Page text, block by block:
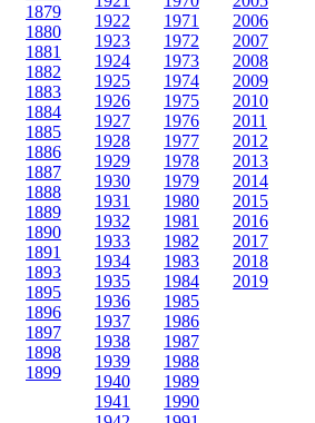
1879
1880
1881
1882
1883
1884
1885
1886
1887
1888
1889
1890
1891
1893
1895
1896
1897
1898
1899
1922
1923
1924
1925
1926
1927
1928
1929
1930
1931
1932
1933
1934
1935
1936
1937
1938
1939
1940
1941
1971
1972
1973
1974
1975
1976
1977
1978
1979
1980
1981
1982
1983
1984
1985
1986
1987
1988
1989
1990
2006
2007
2008
2009
2010
2011
2012
2013
2014
2015
2016
2017
2018
2019